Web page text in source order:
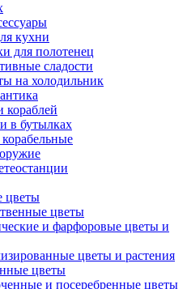
кухни
для полотенец
сладости
на холодильник
кораблей
в бутылках
цветы
цветы
и фарфоровые цветы и
цветы и растения
цветы
и посеребренные цветы